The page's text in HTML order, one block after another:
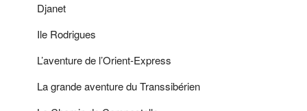
Djanet
Ile Rodrigues
L’aventure de l’Orient-Express
La grande aventure du Transsibérien